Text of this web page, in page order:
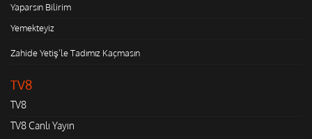
Yaparsın Bilirim
Yemekteyiz
Zahide Yetiş'le Tadımız Kaçmasın
TV8
TV8
TV8 Canlı Yayın